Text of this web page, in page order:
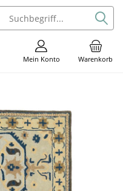
Warenkorb
Mein Konto